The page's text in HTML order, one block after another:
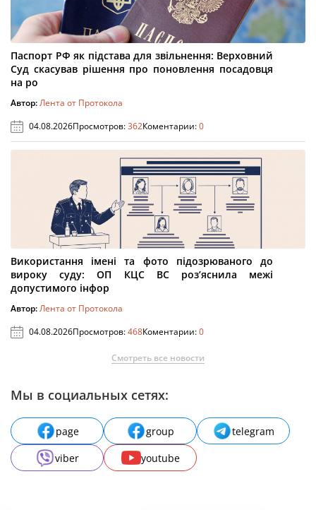
Паспорт РФ як підстава для звільнення: Верховний
Суд скасував рішення про поновлення посадовця
на ро
Автор:Лента от Протокола
04.08.2026Просмотров:362Коментарии:0
Використання імені та фото підозрюваного до
вироку суду: ОП КЦС ВС роз’яснила межі
допустимого інфор
Автор:Лента от Протокола
04.08.2026Просмотров:468Коментарии:0
Смотреть все новости
Мы в социальных сетях:
page group
telegram
viber
youtube